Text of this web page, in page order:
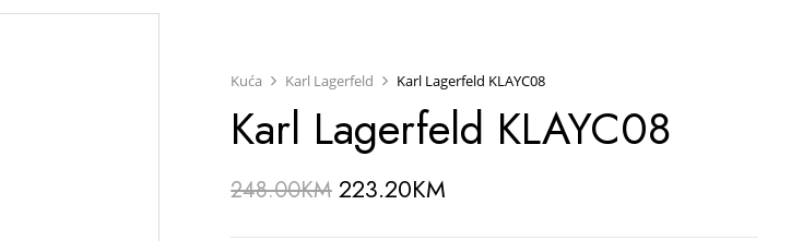
Kuća Karl Lagerfeld Karl Lagerfeld KLAYC08
Karl Lagerfeld KLAYC08
248.00KM 223.20KM